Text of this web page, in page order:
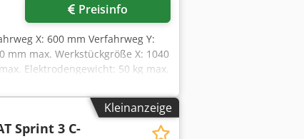
Preisinfo
X: 600 mm Verfahrweg Y:
mm max. Werkstückgröße X: 1040
Elektrodengewicht: 50 kg max.
Steuerung Charmilles
Integrierter Generator
Werkzeug- und FormenbauKleinanzeige
Sprint 3 C-